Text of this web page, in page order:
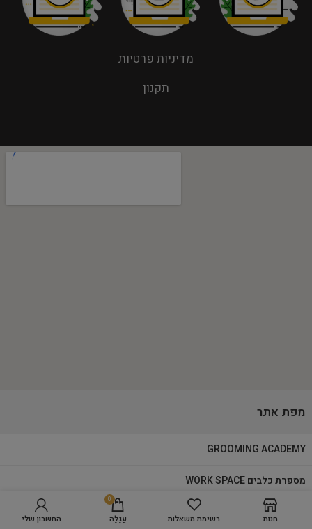
מדיניות פרטיות
תקנון
מפת אתר
GROOMING ACADEMY
מספרת כלבים WORK SPACE
מוצרי טיפוח
חנות רשימת משאלות
0
עֲגָלָה החשבון שלי